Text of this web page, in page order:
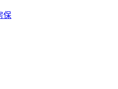
保